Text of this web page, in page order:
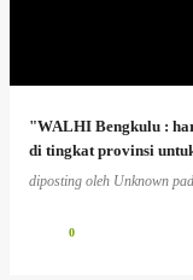
"WALHI Bengkulu :
di tingkat provinsi
diposting oleh Unknown
0